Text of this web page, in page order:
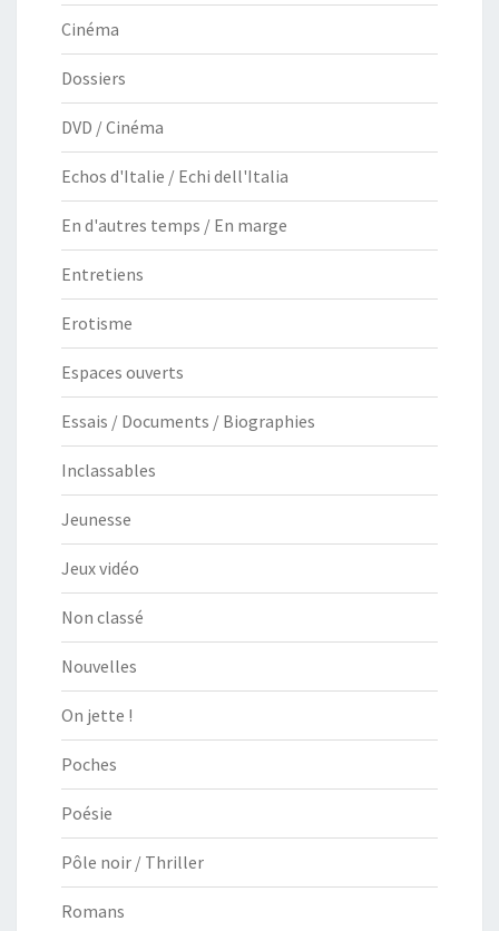
Cinéma
Dossiers
DVD / Cinéma
Echos d'Italie / Echi dell'Italia
En d'autres temps / En marge
Entretiens
Erotisme
Espaces ouverts
Essais / Documents / Biographies
Inclassables
Jeunesse
Jeux vidéo
Non classé
Nouvelles
On jette !
Poches
Poésie
Pôle noir / Thriller
Romans